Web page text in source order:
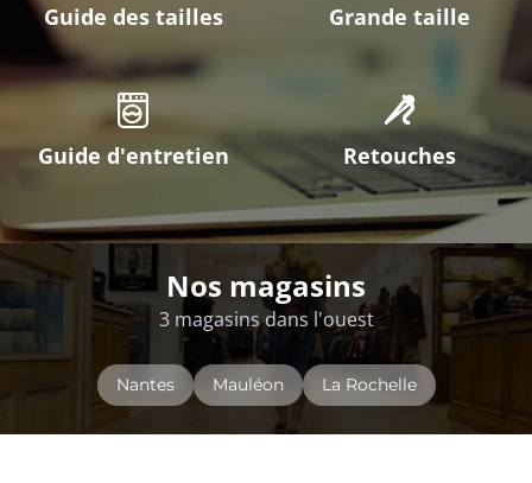
Guide des tailles Grande taille
Guide d'entretien Retouches
Nos magasins
3 magasins dans l'ouest
Nantes Mauléon La Rochelle